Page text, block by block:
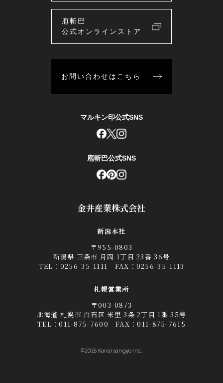
金井産業株式会社
新潟本社
〒955-0803
新潟県 三条市 月岡 1丁目 23番 36号
TEL： 0256-35-1111 FAX：0256-35-1113
札幌営業所
〒003-0873
北海道 札幌市 白石区 米里 3条 2丁目 1番 35号
TEL：011-875-7600 FAX：011-875-7615
©2025 Kanai sangyo Inc.
庖斬巴
公式オンラインストア
お問い合わせはこちら
マルキン印公式SNS
庖斬巴公式SNS